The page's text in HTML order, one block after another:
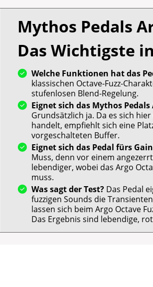
Mythos Pedals
Das Wichtigste
Welche Funktionen hat das
klassischen Octave-Fuzz-
stufenlosen Blend-Regelung.
Eignet sich das Mythos
Grundsätzlich ja. Da es sich
handelt, empfiehlt sich eine
vorgeschalteten Buffer.
Eignet sich das Pedal fürs
Muss, denn vor einem
lebendiger, wobei das Argo
muss.
Was sagt der Test? Das Pedal
fuzzigen Sounds die
lassen sich beim Argo Octave
Das Ergebnis sind lebendige,